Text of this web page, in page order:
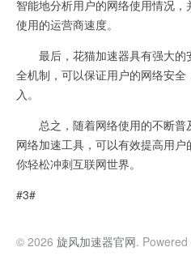
智能地分析用户的网络使用情况
使用的运营商速度。
最后，花猫加速器具有强大的
全机制，可以保证用户的网络安
入。
总之，随着网络使用的不断普
网络加速工具，可以有效提高用
你轻松冲刺互联网世界。
#3#
© 2026 旋风加速器官网. Powered